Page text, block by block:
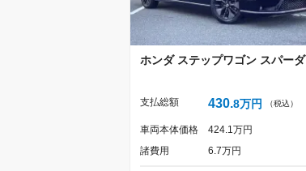
ホンダ ステップワゴン スパーダ
支払総額 430 8万円 （税込）
車両本体価格 424 1 万円
諸費用
6 7万円